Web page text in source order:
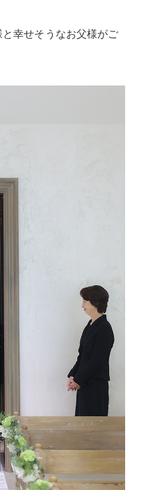
幸せそうなお父様がご